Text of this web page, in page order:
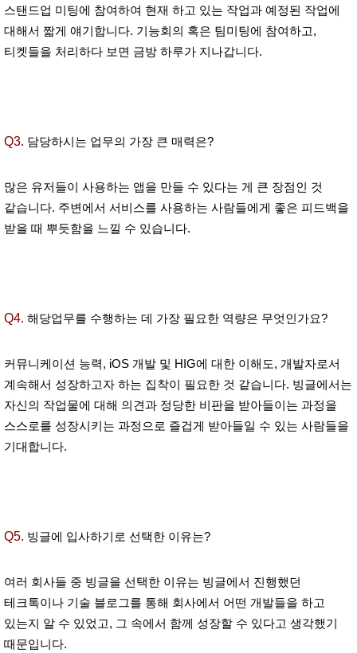
스탠드업 미팅에 참여하여 현재 하고 있는 작업과 예정된 작업에
대해서 짧게 얘기합니다. 기능회의 혹은 팀미팅에 참여하고,
티켓들을 처리하다 보면 금방 하루가 지나갑니다.
Q3. 담당하시는 업무의 가장 큰 매력은?
많은 유저들이 사용하는 앱을 만들 수 있다는 게 큰 장점인 것
같습니다. 주변에서 서비스를 사용하는 사람들에게 좋은 피드백을
받을 때 뿌듯함을 느낄 수 있습니다.
Q4. 해당업무를 수행하는 데 가장 필요한 역량은 무엇인가요?
커뮤니케이션 능력, iOS 개발 및 HIG에 대한 이해도, 개발자로서
계속해서 성장하고자 하는 집착이 필요한 것 같습니다. 빙글에서는
자신의 작업물에 대해 의견과 정당한 비판을 받아들이는 과정을
스스로를 성장시키는 과정으로 즐겁게 받아들일 수 있는 사람들을
기대합니다.
Q5. 빙글에 입사하기로 선택한 이유는?
여러 회사들 중 빙글을 선택한 이유는 빙글에서 진행했던
테크톡이나 기술 블로그를 통해 회사에서 어떤 개발들을 하고
있는지 알 수 있었고, 그 속에서 함께 성장할 수 있다고 생각했기
때문입니다.